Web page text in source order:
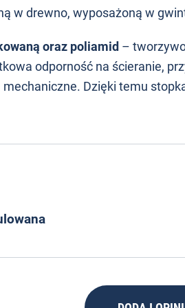
w drewno, wyposażoną w
oraz poliamid –
odporność na ścieranie,
Dzięki temu